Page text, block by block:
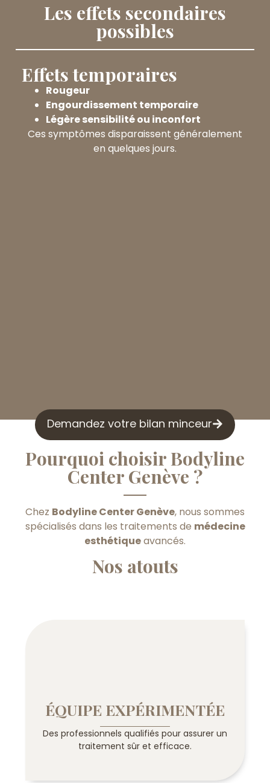
Les effets secondaires
possibles
Effets temporaires
Rougeur
Engourdissement temporaire
Légère sensibilité ou inconfort
Ces symptômes disparaissent généralement
en quelques jours.
Demandez votre bilan minceur
Pourquoi choisir Bodyline
Center Genève ?
Chez Bodyline Center Genève, nous sommes
spécialisés dans les traitements de médecine
esthétiqueavancés.
Nos atouts
ÉQUIPE EXPÉRIMENTÉE
Des professionnels qualifiés pour assurer un
traitement sûr et efficace.